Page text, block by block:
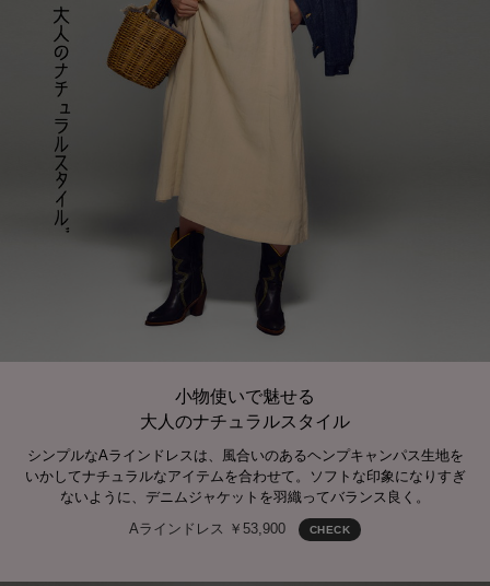
小物使いで魅せる
大人のナチュラルスタイル
シンプルなAラインドレスは、風合いのあるヘンプキャンパス生地を
いかしてナチュラルなアイテムを合わせて。ソフトな印象になりすぎ
ないように、デニムジャケットを羽織ってバランス良く。
Aラインドレス ￥53,900
CHECK